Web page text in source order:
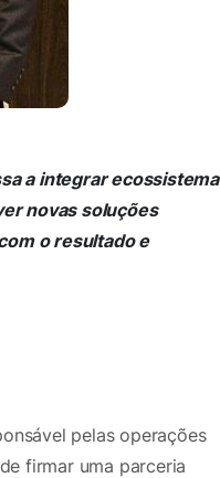
a integrar ecossistema
novas soluções
o resultado e
pelas operações
firmar uma parceria